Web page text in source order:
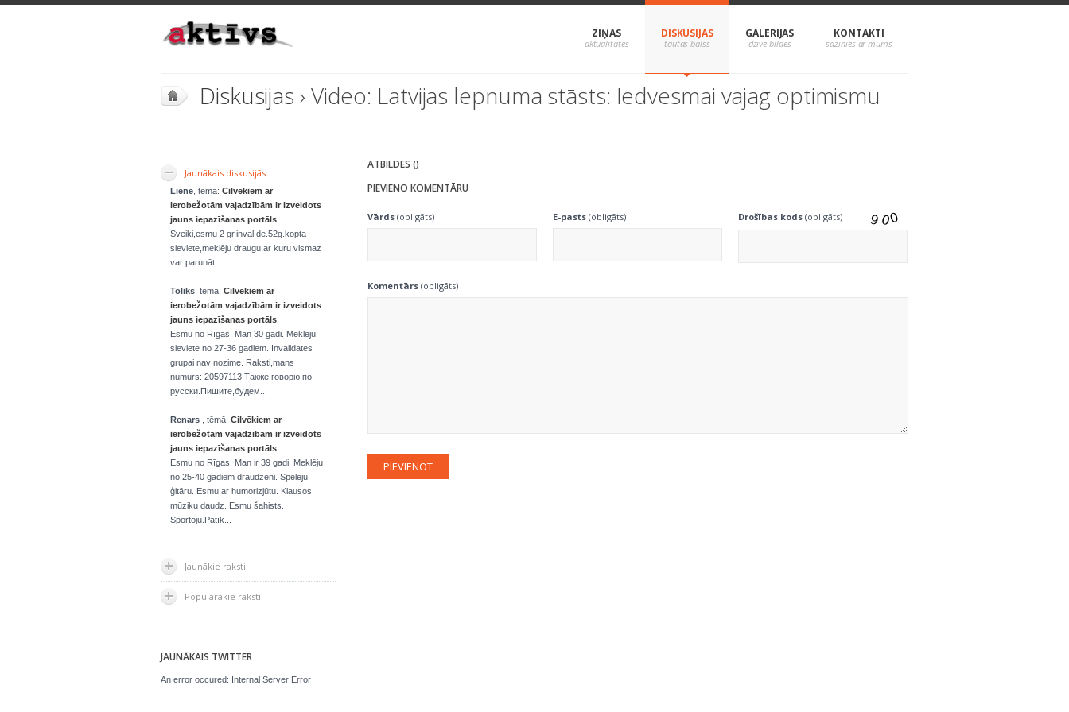
ZIŅAS DISKUSIJAS GALERIJAS KONTAKTI
Diskusijas › Video: Latvijas lepnuma stāsts: Iedvesmai vajag optimismu
ATBILDES ()
PIEVIENO KOMENTĀRU
Vārds (obligāts) E-pasts (obligāts) Drošības kods (obligāts)
Komentārs (obligāts)
Jaunākais diskusijās
Liene , tēmā: Cilvēkiem ar
ierobežotām vajadzībām ir izveidots
jauns iepazīšanas portāls
Sveiki,esmu 2 gr.invalíde.52g.kopta
sieviete,meklēju draugu,ar kuru vismaz
var parunāt.
Toliks , tēmā: Cilvēkiem ar
ierobežotām vajadzībām ir izveidots
jauns iepazīšanas portāls
Esmu no Rīgas. Man 30 gadi. Mekleju
sieviete no 27-36 gadiem. Invalidates
grupai nav nozime. Raksti,mans
numurs: 20597113.Также говорю по
русски.Пишите,будем...
Renars , tēmā: Cilvēkiem ar
ierobežotām vajadzībām ir izveidots
jauns iepazīšanas portāls
Esmu no Rīgas. Man ir 39 gadi. Meklēju
no 25-40 gadiem draudzeni. Spēlēju
ģitāru. Esmu ar humorizjūtu. Klausos
mūziku daudz. Esmu šahists.
Sportoju.Patīk...
Jaunākie raksti
Populārākie raksti
JAUNĀKAIS TWITTER
An error occured: Internal Server Error